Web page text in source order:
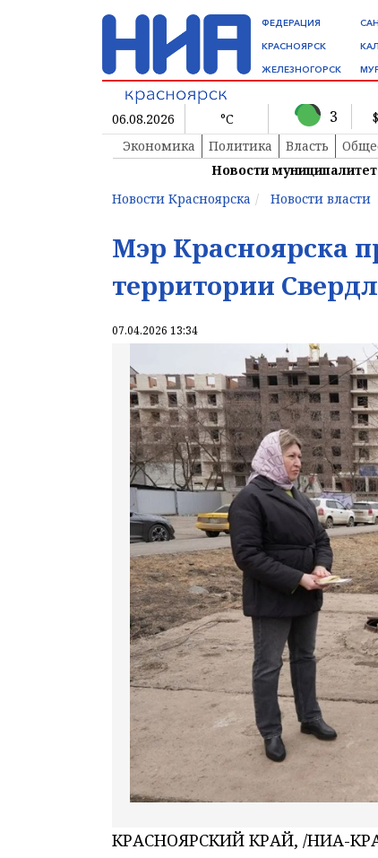
ФЕДЕРАЦИЯ
КРАСНОЯРСК
ЖЕЛЕЗНОГОРСК
06.08.2026 °C 3
Экономика
Политика Власть
Новости
Новости Красноярска
Новости власти
Мэр Красноярска
территории
07.04.2026 13:34
КРАСНОЯРСКИЙ КРАЙ, /НИА-